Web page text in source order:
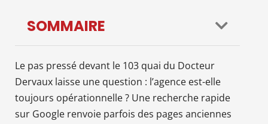
SOMMAIRE
Le pas pressé devant le 103 quai du Docteur
Dervaux laisse une question : l’agence est-elle
toujours opérationnelle ? Une recherche rapide
sur Google renvoie parfois des pages anciennes